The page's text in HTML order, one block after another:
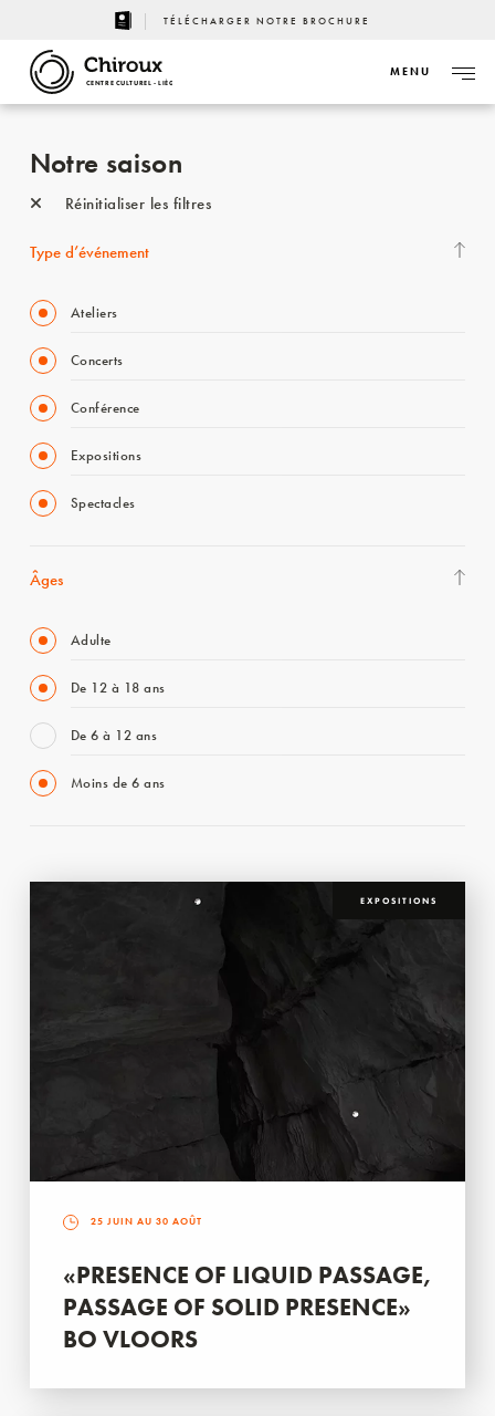
TÉLÉCHARGER NOTRE BROCHURE
CENTRE CULTUREL - LIÈGE
MENU
Notre saison
Réinitialiser les filtres
Type d’événement
Ateliers
Concerts
Conférence
Expositions
Spectacles
Âges
Adulte
De 12 à 18 ans
De 6 à 12 ans
Moins de 6 ans
EXPOSITIONS
25 JUIN AU 30 AOÛT
«PRESENCE OF LIQUID PASSAGE,
PASSAGE OF SOLID PRESENCE»
BO VLOORS